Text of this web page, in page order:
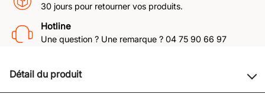
30 jours pour retourner vos produits.
Hotline
Une question ? Une remarque ? 04 75 90 66 97
Détail du produit